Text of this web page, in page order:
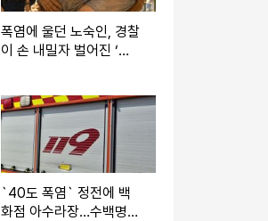
폭염에 울던 노숙인, 경찰
이 손 내밀자 벌어진 ‘뜻
`40도 폭염` 정전에 백
화점 아수라장…수백명